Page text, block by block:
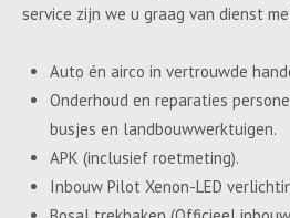
service zijn we u graag van dienst
Auto én airco in vertrouwde
Onderhoud en reparaties
busjes en landbouwwerktuigen.
APK (inclusief roetmeting).
Inbouw Pilot Xenon-LED